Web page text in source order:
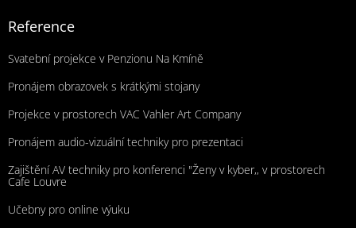
Reference
Svatební projekce v Penzionu Na Kmíně
Pronájem obrazovek s krátkými stojany
Projekce v prostorech VAC Vahler Art Company
Pronájem audio-vizuální techniky pro prezentaci
Zajištění AV techniky pro konferenci "Ženy v kyber,, v prostorech
Cafe Louvre
Učebny pro online výuku